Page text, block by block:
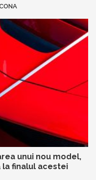
unui nou model,
la finalul acestei